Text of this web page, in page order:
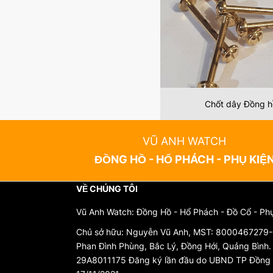
Chốt dây Đồng
VŨ ANH WATCH
ĐỒNG HỒ - HỔ PHÁCH - PHỤ
VỀ CHÚNG TÔI
Vũ Anh Watch: Đồng Hồ - Hổ Phách - Đồ Cổ -
Chủ sở hữu: Nguyễn Vũ Anh, MST:
Phan Đình Phùng, Bắc Lý, Đồng Hới, Quảng
29A8011175 Đăng ký lần đầu do UBND TP